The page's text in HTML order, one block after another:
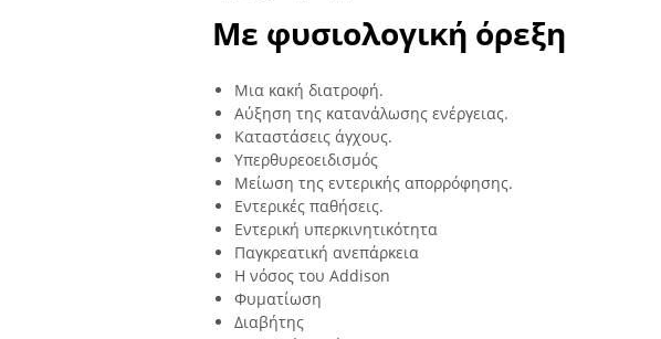
Με φυσιολογική όρεξη
Μια κακή διατροφή.
Αύξηση της κατανάλωσης ενέργειας.
Καταστάσεις άγχους.
Υπερθυρεοειδισμός
Μείωση της εντερικής απορρόφησης.
Εντερικές παθήσεις.
Εντερική υπερκινητικότητα
Παγκρεατική ανεπάρκεια
Η νόσος του Addison
Φυματίωση
Διαβήτης